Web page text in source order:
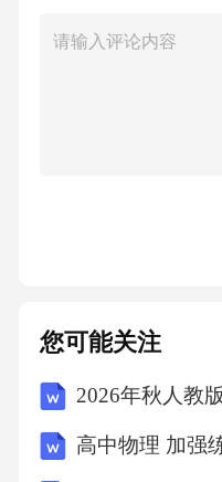
支圆珠笔，付给售
观大象馆的有30人
（1）填写下面的
作过程中由于工人操
这笔订单一共耗费
球8个篮球排球48个
您可能关注